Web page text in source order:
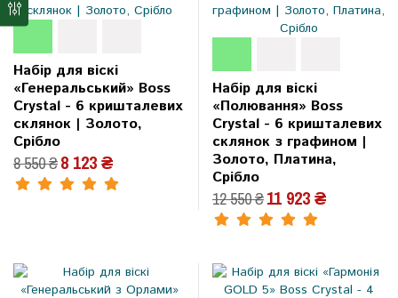
Набір для віскі
«Генеральський» Boss
Crystal - 6 кришталевих
склянок | Золото,
Срібло
8 550 ₴8 123 ₴
Набір для віскі
«Полювання» Boss
Crystal - 6 кришталевих
склянок з графином |
Золото, Платина,
Срібло
12 550 ₴11 923 ₴